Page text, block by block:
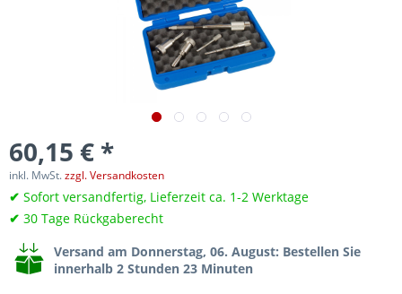
60,15 € *
inkl. MwSt.zzgl. Versandkosten
✔ Sofort versandfertig, Lieferzeit ca. 1-2 Werktage
✔ 30 Tage Rückgaberecht
Versand am Donnerstag, 06. August: Bestellen Sie
innerhalb 2 Stunden 23 Minuten